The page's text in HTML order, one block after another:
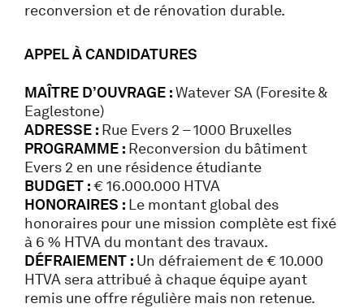
reconversion et de rénovation durable.
APPEL À CANDIDATURES
MAÎTRE D’OUVRAGE :Watever SA (Foresite &
Eaglestone)
ADRESSE : Rue Evers 2 – 1000 Bruxelles
PROGRAMME : Reconversion du bâtiment
Evers 2 en une résidence étudiante
BUDGET :€ 16.000.000 HTVA
HONORAIRES : Le montant global des
honoraires pour une mission complète est fixé
à 6 % HTVA du montant des travaux.
DÉFRAIEMENT : Un défraiement de € 10.000
HTVA sera attribué à chaque équipe ayant
remis une offre régulière mais non retenue.